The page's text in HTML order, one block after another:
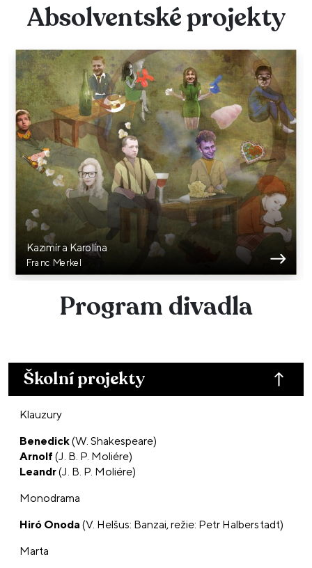
Školní projekty
Klauzury
Benedick(W. Shakespeare)
Arnolf (J. B. P. Moliére)
Leandr(J. B. P. Moliére)
Monodrama
Hiró Onoda (V. Helšus: Banzai, režie: Petr Halberstadt)
Marta
Absolventské projekty
Kazimír a Karolína
Franc Merkel
Program divadla